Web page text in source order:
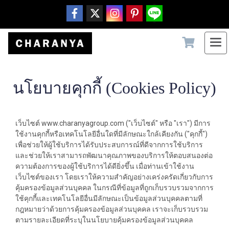
นโยบายคุกกี้ (Cookies Policy)
เว็บไซต์ www.charanyagroup.com ("เว็บไซต์" หรือ "เรา") มีการ
ใช้งานคุกกี้หรือเทคโนโลยีอื่นใดที่มีลักษณะใกล้เคียงกัน ("คุกกี้")
เพื่อช่วยให้ผู้ใช้บริการได้รับประสบการณ์ที่ดีจากการใช้บริการ
และช่วยให้เราสามารถพัฒนาคุณภาพของบริการให้ตอบสนองต่อ
ความต้องการของผู้ใช้บริการได้ดียิ่งขึ้น เมื่อท่านเข้าใช้งาน
เว็บไซต์ของเรา โดยเราให้ความสำคัญอย่างเคร่งครัดเกี่ยวกับการ
คุ้มครองข้อมูลส่วนบุคคล ในกรณีที่ข้อมูลที่ถูกเก็บรวบรวมจากการ
ใช้คุกกี้และเทคโนโลยีอื่นมีลักษณะเป็นข้อมูลส่วนบุคคลตามที่
กฎหมายว่าด้วยการคุ้มครองข้อมูลส่วนบุคคล เราจะเก็บรวบรวม
ตามรายละเอียดที่ระบุในนโยบายคุ้มครองข้อมูลส่วนบุคคล